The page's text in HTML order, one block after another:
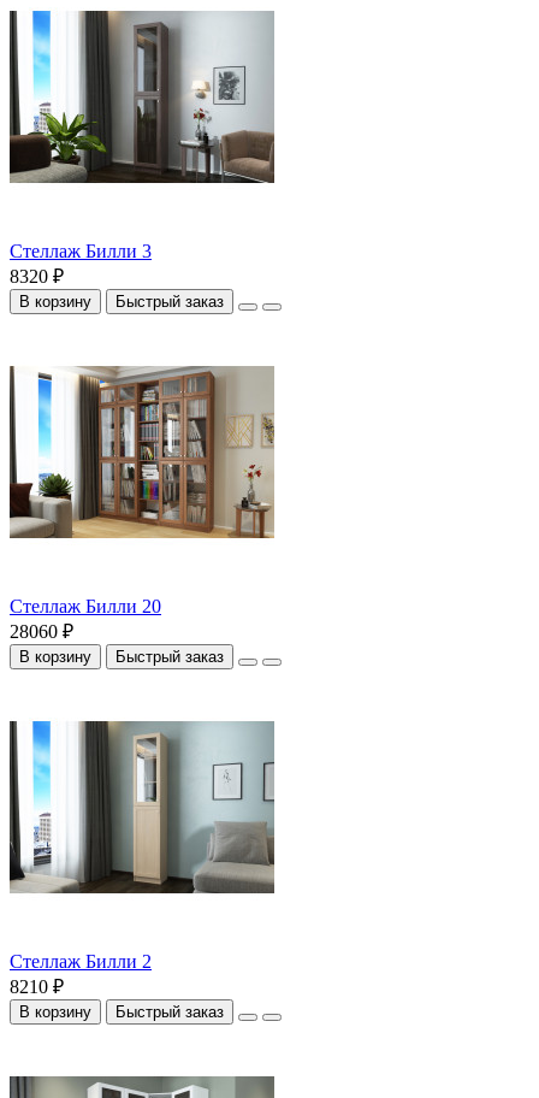
Стеллаж Билли 3
8320 ₽
В корзину Быстрый заказ
Стеллаж Билли 20
28060 ₽
В корзину Быстрый заказ
Стеллаж Билли 2
8210 ₽
В корзину Быстрый заказ